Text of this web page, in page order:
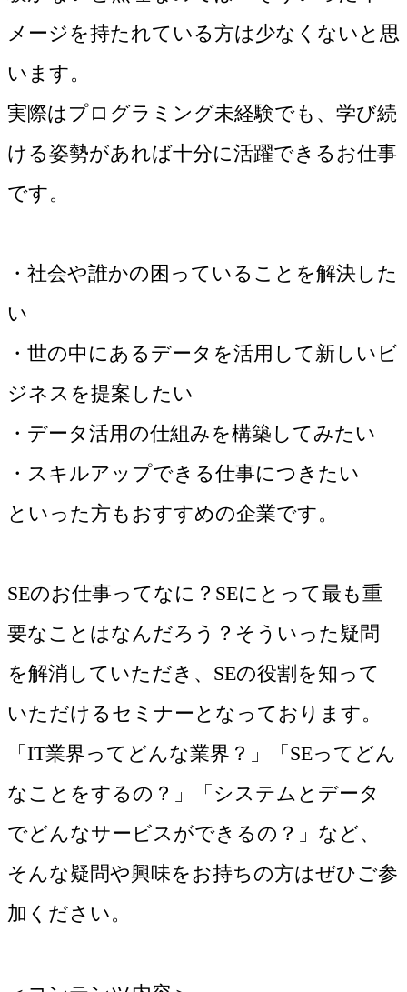
メージを持たれている方は少なくないと思
います。
実際はプログラミング未経験でも、学び続
ける姿勢があれば十分に活躍できるお仕事
です。
・社会や誰かの困っていることを解決した
い
・世の中にあるデータを活用して新しいビ
ジネスを提案したい
・データ活用の仕組みを構築してみたい
・スキルアップできる仕事につきたい
といった方もおすすめの企業です。
SEのお仕事ってなに？SEにとって最も重
要なことはなんだろう？そういった疑問
を解消していただき、SEの役割を知って
いただけるセミナーとなっております。
「IT業界ってどんな業界？」「SEってどん
なことをするの？」「システムとデータ
でどんなサービスができるの？」など、
そんな疑問や興味をお持ちの方はぜひご参
加ください。